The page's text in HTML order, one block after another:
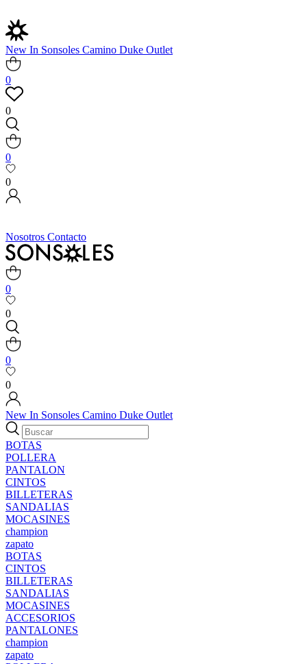
New In Sonsoles Camino Duke Outlet
0
0
0
0
Nosotros Contacto
0
0
0
0
New In Sonsoles Camino Duke Outlet
BOTAS
POLLERA
PANTALON
CINTOS
BILLETERAS
SANDALIAS
MOCASINES
champion
zapato
BOTAS
CINTOS
BILLETERAS
SANDALIAS
MOCASINES
ACCESORIOS
PANTALONES
champion
zapato